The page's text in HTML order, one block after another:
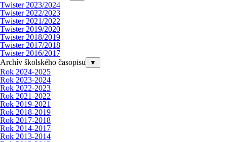
Twister 2023/2024
Twister 2022/2023
Twister 2021/2022
Twister 2019/2020
Twister 2018/2019
Twister 2017/2018
Twister 2016/2017
Archív školského časopisu
▼
Rok 2024-2025
Rok 2023-2024
Rok 2022-2023
Rok 2021-2022
Rok 2019-2021
Rok 2018-2019
Rok 2017-2018
Rok 2014-2017
Rok 2013-2014